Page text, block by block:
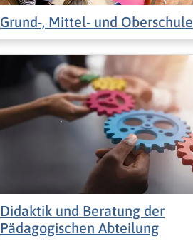
Grund-, Mittel- und Oberschule
Didaktik und Beratung der
Pädagogischen Abteilung